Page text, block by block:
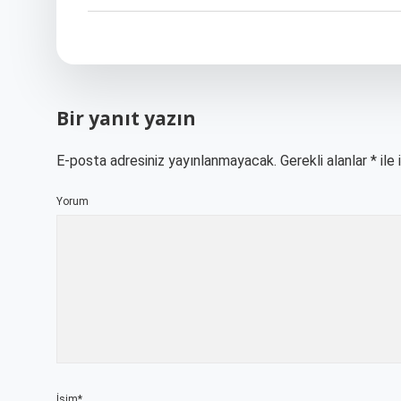
Bir yanıt yazın
E-posta adresiniz yayınlanmayacak. Gerekli alanlar * ile
Yorum